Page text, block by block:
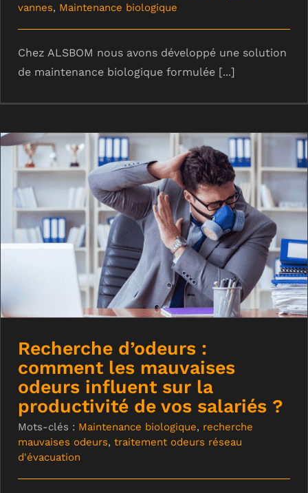
vannes, Maintenance biologique
Chez ALSBOM nous avons développé une solution
de maintenance biologique formulée [...]
Recherche d’odeurs : comment les
mauvaises odeurs influent sur la
productivité de vos salariés ?
Recherche d’odeurs :
comment les mauvaises
odeurs influent sur la
productivité de vos salariés ?
Mots-clés : Maintenance biologique, recherche
mauvaises odeurs, traitement odeurs réseau
d'évacuation